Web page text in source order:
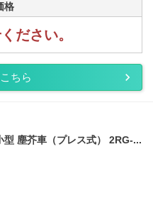
格
ださい。
ちら
型 塵芥車（プレス式） 2RG-...